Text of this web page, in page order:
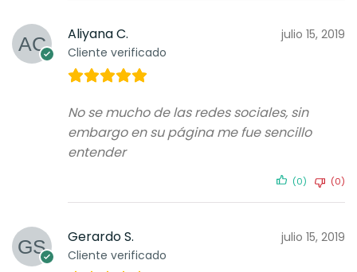
Aliyana C.
Cliente verificado
julio 15, 2019
No se mucho de las redes sociales, sin
embargo en su página me fue sencillo
entender
(0) (0)
Gerardo S.
Cliente verificado
julio 15, 2019